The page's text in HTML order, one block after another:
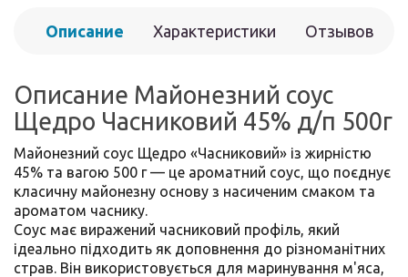
Описание Характеристики Отзывов
Описание Майонезний соус
Щедро Часниковий 45% д/п 500г
Майонезний соус Щедро «Часниковий» із жирністю
45% та вагою 500 г — це ароматний соус, що поєднує
класичну майонезну основу з насиченим смаком та
ароматом часнику.
Соус має виражений часниковий профіль, який
ідеально підходить як доповнення до різноманітних
страв. Він використовується для маринування м'яса,